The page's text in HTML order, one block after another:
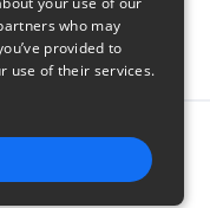
who may
provided to
use of their services.